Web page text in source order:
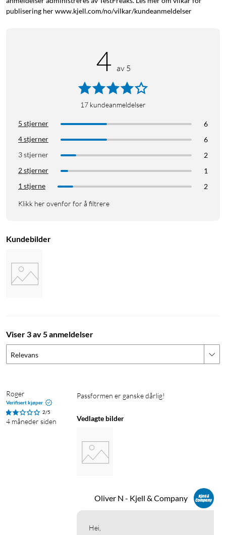
publisering her www.kjell.com/no/vilkar/kundeanmeldelser
4 av 5
17 kundeanmeldelser
5 stjerner
6
4 stjerner
6
3 stjerner
2
2 stjerner
1
1 stjerne
2
Klikk her ovenfor for å filtrere
Kundebilder
Viser 3 av 5 anmeldelser
Relevans
Roger
Verifisert kjøper
2/5
4 måneder siden
Passformen er ganske dårlig!
Vedlagte bilder
Oliver N - Kjell & Company
Hei,